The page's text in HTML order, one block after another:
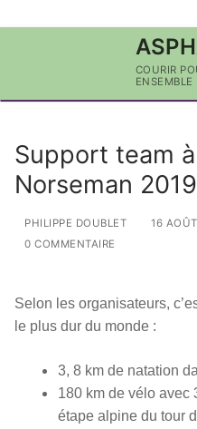
COURIR
ENSEMBLE
Support team à
Norseman
PHILIPPE DOUBLET 16
0 COMMENTAIRE
Selon les organisateurs,
le plus dur du monde :
3, 8 km de natation
180 km de vélo avec
étape alpine du tour